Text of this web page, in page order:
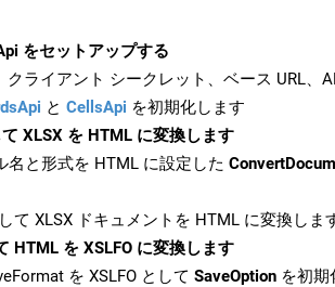
をセットアップする
クライアント シークレット、ベース URL、
と CellsApi を初期化します
XLSX を HTML に変換します
名と形式を HTML に設定した
て XLSX ドキュメントを HTML に変換しま
HTML を XSLFO に変換します
を XSLFO として SaveOption を初期